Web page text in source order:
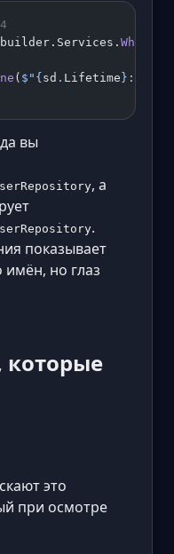
builder.Services. Where
( $" {sd . Lifetime} :
вы
, а
.
показывает
имён, но глаз
которые
это
при осмотре